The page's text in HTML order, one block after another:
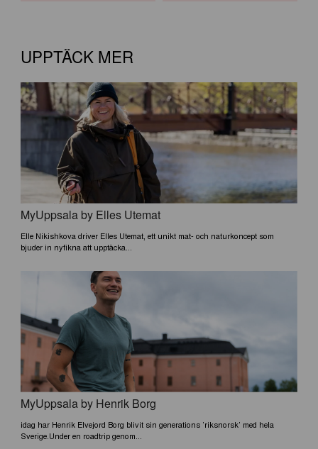
UPPTÄCK MER
MyUppsala by Elles Utemat
Elle Nikishkova driver Elles Utemat, ett unikt mat- och naturkoncept som
bjuder in nyfikna att upptäcka...
MyUppsala by Henrik Borg
idag har Henrik Elvejord Borg blivit sin generations ’riksnorsk’ med hela
Sverige.Under en roadtrip genom...